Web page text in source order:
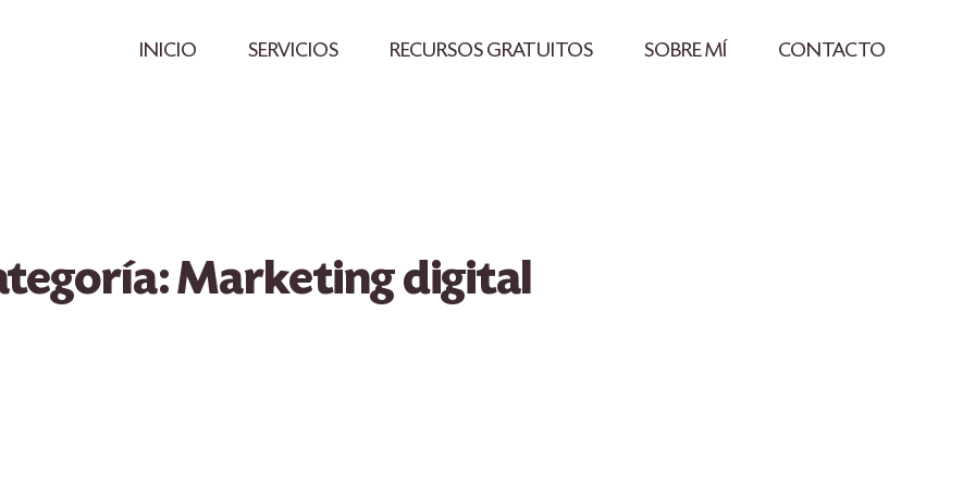
INICIO SERVICIOS RECURSOS GRATUITOS SOBRE MÍ CONTACTO
Marketing digital